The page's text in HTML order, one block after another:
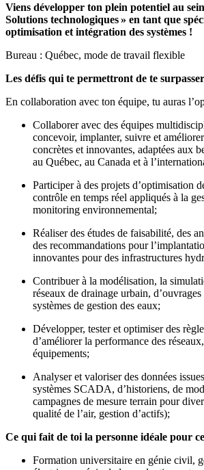
Viens développer ton plein potentiel au
Solutions technologiques» en tant que
optimisation et intégration des systèmes !
Bureau : Québec, mode de travail flexible
Les défis qui te permettront de te
En collaboration avec ton équipe, tu auras
Collaborer avec des équipes
concevoir, implanter, suivre et
concrètes et innovantes, adaptées aux
au Québec, au Canada et à
Participer à des projets d’optimisation
contrôle en temps réel appliqués à la
monitoring environnemental;
Réaliser des études de faisabilité, des
des recommandations pour
innovantes pour des infrastructures
Contribuer à la modélisation, la
réseaux de drainage urbain,
systèmes de gestion des eaux;
Développer, tester et optimiser des
d’améliorer la performance des
équipements;
Analyser et valoriser des données
systèmes SCADA, d’historiens, de
campagnes de mesure terrain pour
qualité de l’air, gestion d’actifs);
Ce qui fait de toi la personne idéale pour
Formation universitaire en génie civil,